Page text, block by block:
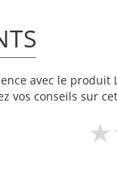
avec le
vos conseils sur